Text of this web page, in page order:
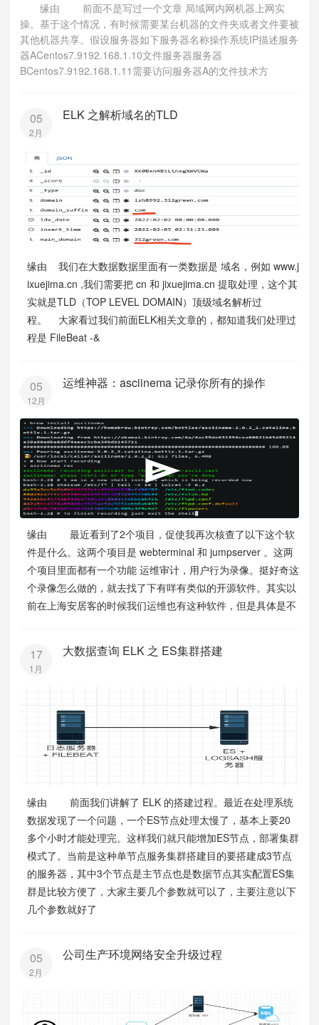
缘由 前面不是写过一个文章 局域网内网机器上网实
操。基于这个情况，有时候需要某台机器的文件夹或者文件要被
其他机器共享。假设服务器如下服务器名称操作系统IP描述服务
器ACentos7.9192.168.1.10文件服务器服务器
BCentos7.9192.168.1.11需要访问服务器A的文件技术方
05
2月
ELK 之解析域名的TLD
缘由 我们在大数据数据里面有一类数据是 域名，例如 www.j
ixuejima.cn ,我们需要把 cn 和 jixuejima.cn 提取处理，这个其
实就是TLD（TOP LEVEL DOMAIN）顶级域名解析过
程。 大家看过我们前面ELK相关文章的，都知道我们处理过
程是 FileBeat -&
05
12月
运维神器：asciinema 记录你所有的操作
缘由 最近看到了2个项目，促使我再次核查了以下这个软
件是什么。这两个项目是 webterminal 和 jumpserver 。这两
个项目里面都有一个功能 运维审计，用户行为录像。挺好奇这
个录像怎么做的，就去找了下有咩有类似的开源软件。其实以
前在上海安居客的时候我们运维也有这种软件，但是具体是不
17
1月
大数据查询 ELK 之 ES集群搭建
缘由 前面我们讲解了 ELK 的搭建过程。最近在处理系统
数据发现了一个问题，一个ES节点处理太慢了，基本上要20
多个小时才能处理完。这样我们就只能增加ES节点，部署集群
模式了。当前是这种单节点服务集群搭建目的要搭建成3节点
的服务器，其中3个节点是主节点也是数据节点其实配置ES集
群是比较方便了，大家主要几个参数就可以了，主要注意以下
几个参数就好了
05
2月
公司生产环境网络安全升级过程